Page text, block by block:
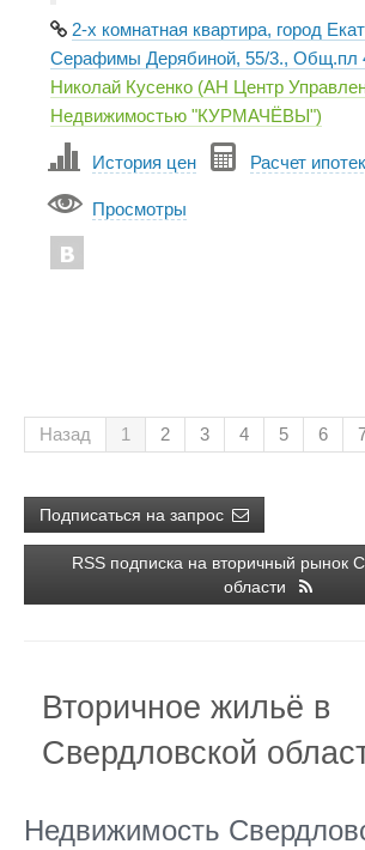
2-х комнатная квартира, город
Серафимы Дерябиной, 55/3., Общ.пл
Николай Кусенко (АН Центр
Недвижимостью "КУРМАЧЁВЫ")
История цен Расчет
Просмотры
Назад 1 2 3 4 5 6
Подписаться на запрос
RSS подписка на вторичный рынок
области
Вторичное жильё в
Свердловской
Недвижимость